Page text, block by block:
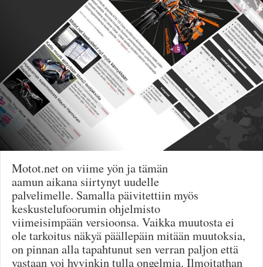
Säännöt ja ohjeet
Uudet ajoneuvot
Uudet kuvat
Uudet videot
Uudet kommentit
MYYDÄÄN
Haku
Ohjeet
Ajoneuvot
Osat
TIETOPANKKI
TAPAHTUMAT
MP15 kuvia
MP14 kuvia
MP13 kuvia
ACS 2015 kuvia
Lisää uusi tapahtuma
UUTISET
Motot.net on viime yön ja tämän
aamun aikana siirtynyt uudelle
palvelimelle. Samalla päivitettiin myös
keskustelufoorumin ohjelmisto
viimeisimpään versioonsa. Vaikka muutosta ei
ole tarkoitus näkyä päällepäin mitään muutoksia,
on pinnan alla tapahtunut sen verran paljon että
vastaan voi hyvinkin tulla ongelmia. Ilmoitathan